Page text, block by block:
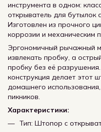
инструмента в одном:
открыватель для бутылок
Изготовлен из прочного
коррозии и механическим
Эргономичный рычажный
извлекать пробку, а
пробку без её
конструкция делает этот
домашнего
пикников.
Характеристики:
Тип: Штопор с